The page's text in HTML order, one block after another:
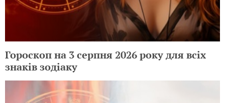
Гороскоп на 3 серпня 2026 року для всіх
знаків зодіаку